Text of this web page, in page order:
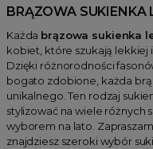
BRĄZOWA SUKIENKA
Każda brązowa sukienka
kobiet, które szukają lekkiej
Dzięki różnorodności
bogato zdobione, każda
unikalnego. Ten rodzaj
stylizować na wiele różnych
wyborem na lato.
znajdziesz szeroki wybór